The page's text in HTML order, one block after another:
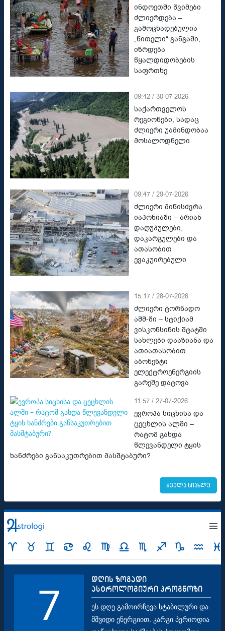
ინდოეთში წვიმები
ძლიერდება –
გამოცხადებულია
„წითელი“ განგაში,
იზრდება
წყალდიდობების
საფრთხე
09:42 / 30-07-2026
საქართველოს
რეგიონები, სადაც
ძლიერი უამინდობაა
მოსალოდნელი
09:47 / 29-07-2026
ძლიერი მიწისძვრა
იაპონიაში – არიან
დაღუპულები,
დაკარგულები და
ათასობით
ევაკუირებული
15:17 / 28-07-2026
ძლიერი ტორნადო
აშშ-ში – სტიქიამ
ვისკონსინის შტატში
სახლები დააზიანა და
ათიათასობით
აბონენტი
ელექტროენერგიის
გარეშე დატოვა
11:57 / 27-07-2026
ევროპა სიცხისა და
ცეცხლის ალში –
რატომ გახდა
წლევანდელი ტყის
ხანძრები განსაკუთრებით მასშტაბური?
ყველა სიახლე
7
დღის ზოგადი
ასტროლოგიური პროგნოზი
ეს დღე გამოირჩევა სტაბილური და
მშვიდი ენერგიით. კარგი პერიოდია